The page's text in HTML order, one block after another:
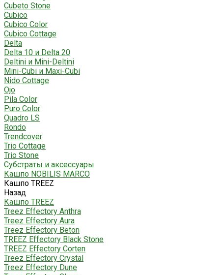
Cubeto Stone
Cubico
Cubico Color
Cubico Cottage
Delta
Delta 10 и Delta 20
Deltini и Mini-Deltini
Mini-Cubi и Maxi-Cubi
Nido Cottage
Ojo
Pila Color
Puro Color
Quadro LS
Rondo
Trendcover
Trio Cottage
Trio Stone
Субстраты и аксессуары
Кашпо NOBILIS MARCO
Кашпо TREEZ
Назад
Кашпо TREEZ
Treez Effectory Anthra
Treez Effectory Aura
Treez Effectory Beton
TREEZ Effectory Black Stone
TREEZ Effectory Corten
Treez Effectory Crystal
Treez Effectory Dune